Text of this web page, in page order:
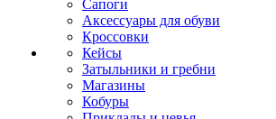
Сапоги
Аксессуары для обуви
Кроссовки
Кейсы
Затыльники и гребни
Магазины
Кобуры